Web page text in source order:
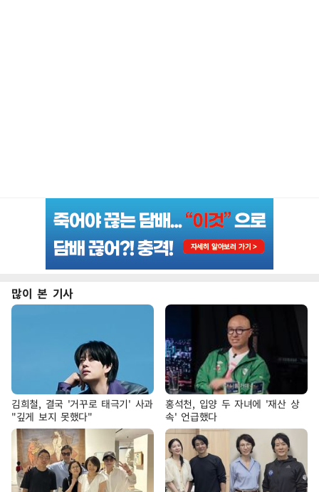
많이 본 기사
김희철, 결국 '거꾸로 태극기' 사과
"깊게 보지 못했다"
홍석천, 입양 두 자녀에 '재산 상
속' 언급했다